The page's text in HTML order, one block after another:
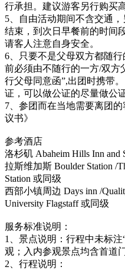
行承担。建议游客另行购买
5、自由活动期间不含交通
结束，到次日早餐前的时间
请客人注意自身安全。
6、只要不是父母双方都随
前必须由不随行的一方/双方
行父母同意函”,出团时携带
证，可以做公证的尽量做公证
7、参团而在当地需要离团
议书》
参考酒店
洛杉矶 Abaheim Hills Inn and
拉斯维加斯 Boulder Station /
Station 或同级
西部小镇周边 Days inn /
University Flagstaff 或同级
服务标准说明：
1、景点说明：行程中未标
观；入内参观景点均含首道
2、行程说明：